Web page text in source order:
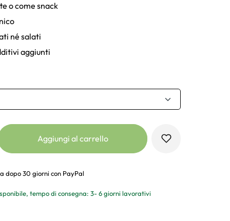
o come snack
né salati
aggiunti
Aggiungi al carrello
dopo 30 giorni con PayPal
tempo di consegna: 3- 6 giorni lavorativi